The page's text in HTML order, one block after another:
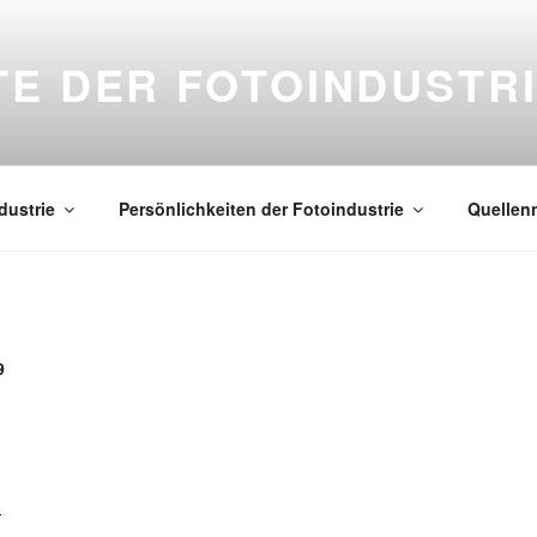
DER
Persönlichkeiten der Fotoindustrie